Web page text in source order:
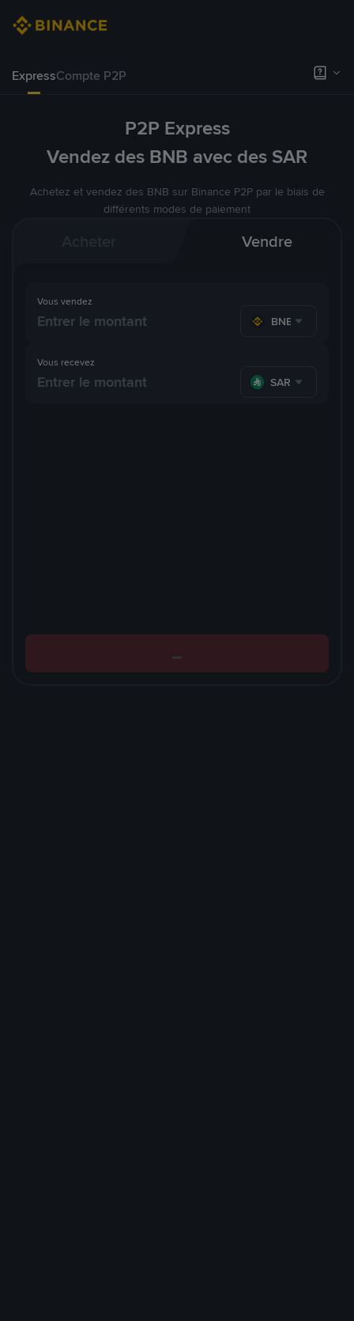
ExpressCompte P2P
P2P Express
Vendez des BNB avec des SAR
Achetez et vendez des BNB sur Binance P2P par le biais de
différents modes de paiement
Vendre
Vous recevez
SAR
Vous vendez
BNB